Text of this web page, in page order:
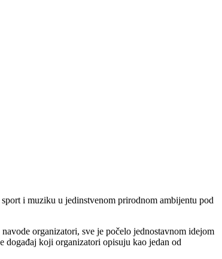
i muziku u jedinstvenom prirodnom ambijentu pod
organizatori, sve je počelo jednostavnom idejom
događaj koji organizatori opisuju kao jedan od